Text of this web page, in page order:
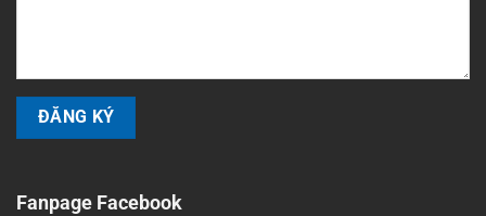
Fanpage Facebook